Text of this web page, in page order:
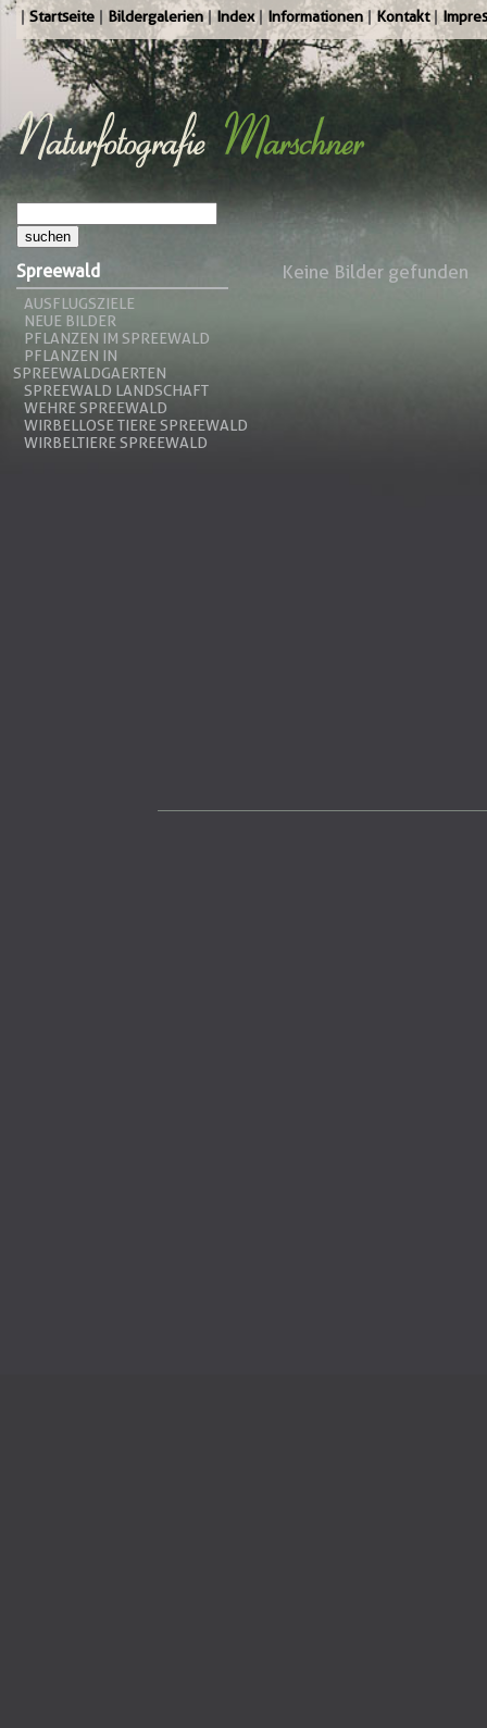
Startseite Bildergalerien Index Informationen Kontakt
Spreewald
AUSFLUGSZIELE
NEUE BILDER
PFLANZEN IM SPREEWALD
PFLANZEN IN
SPREEWALDGAERTEN
SPREEWALD LANDSCHAFT
WEHRE SPREEWALD
WIRBELLOSE TIERE SPREEWALD
WIRBELTIERE SPREEWALD
Keine Bilder gefunden